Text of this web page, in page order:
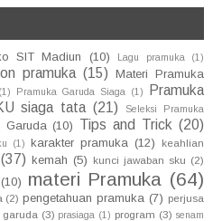
SIT Madiun (10) Lagu pramuka (1)
pramuka (15) Materi Pramuka
(1) Pramuka Garuda Siaga (1)
Pramuka
siaga tata (21)
Seleksi Pramuka
Garuda (10) Tips and Trick (20)
(1) karakter pramuka (12)
keahlian
(37) kemah (5) kunci jawaban sku (2)
(10) materi Pramuka (64)
(2) pengetahuan pramuka (7) perjusa
garuda (3) prasiaga (1) program (3) senam